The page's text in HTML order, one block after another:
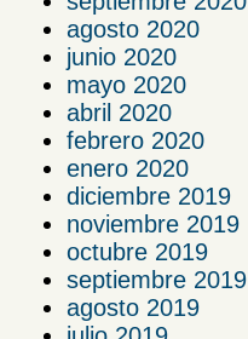
agosto 2020
junio 2020
mayo 2020
abril 2020
febrero 2020
enero 2020
diciembre 2019
noviembre 2019
octubre 2019
septiembre 2019
agosto 2019